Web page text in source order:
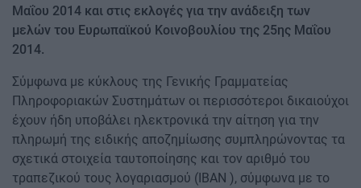
Μαΐου 2014 και στις εκλογές για την ανάδειξη των
μελών του Ευρωπαϊκού Κοινοβουλίου της 25ης Μαΐου
2014.
Σύμφωνα με κύκλους της Γενικής Γραμματείας
Πληροφοριακών Συστημάτων οι περισσότεροι δικαιούχοι
έχουν ήδη υποβάλει ηλεκτρονικά την αίτηση για την
πληρωμή της ειδικής αποζημίωσης συμπληρώνοντας τα
σχετικά στοιχεία ταυτοποίησης και τον αριθμό του
τραπεζικού τους λογαριασμού (ΙΒΑΝ ), σύμφωνα με το